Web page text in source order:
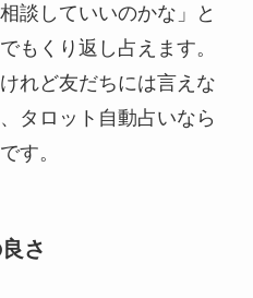
談していいのかな」と
もくり返し占えます。
れど友だちには言えな
タロット自動占いなら
す。
さ